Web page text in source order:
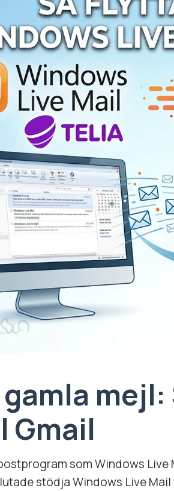
gamla
Gmail
som Windows Live
stödja Windows Live